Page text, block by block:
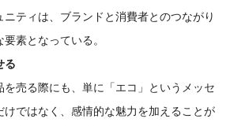
ニティは、ブランドと消費者とのつながり
素となっている。
る
を売る際にも、単に「エコ」というメッセ
けではなく、感情的な魅力を加えることが